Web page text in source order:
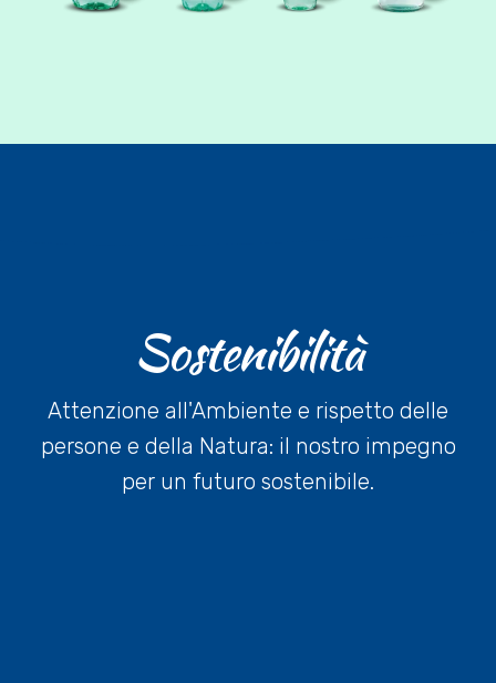
Sostenibilità
Attenzione all'Ambiente e rispetto delle
persone e della Natura: il nostro impegno
per un futuro sostenibile.